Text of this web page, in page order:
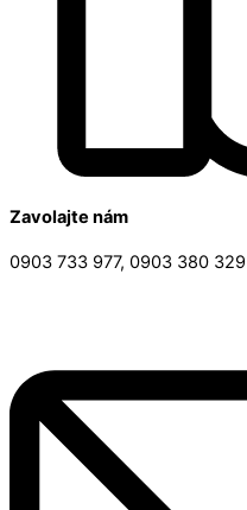
Zavolajte nám
0903 733 977, 0903 380 329